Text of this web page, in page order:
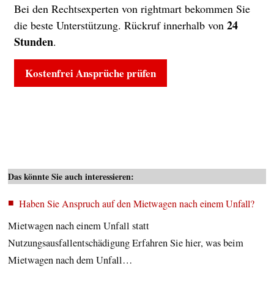
Bei den Rechtsexperten von rightmart bekommen Sie
die beste Unterstützung. Rückruf innerhalb von 24
Stunden.
Kostenfrei Ansprüche prüfen
Das könnte Sie auch interessieren:
Haben Sie Anspruch auf den Mietwagen nach einem Unfall?
Mietwagen nach einem Unfall statt
Nutzungsausfallentschädigung Erfahren Sie hier, was beim
Mietwagen nach dem Unfall…